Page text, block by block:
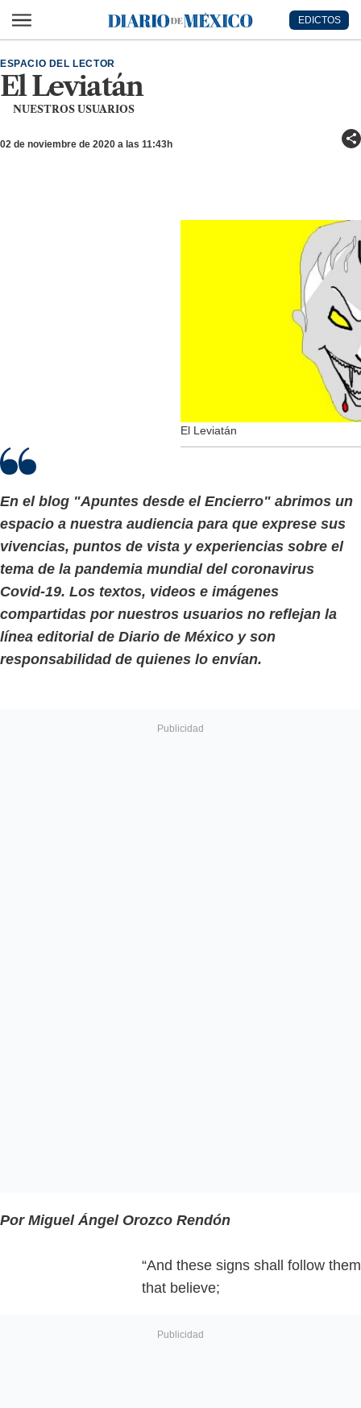
Diario de México
EDICTOS
ESPACIO DEL LECTOR
El Leviatán
NUESTROS USUARIOS
02 de noviembre de 2020 a las 11:43h
El Leviatán
En el blog "Apuntes desde el Encierro" abrimos un
espacio a nuestra audiencia para que exprese sus
vivencias, puntos de vista y experiencias sobre el
tema de la pandemia mundial del coronavirus
Covid-19. Los textos, videos e imágenes
compartidas por nuestros usuarios no reflejan la
línea editorial de Diario de México y son
responsabilidad de quienes lo envían.
Por Miguel Ángel Orozco Rendón
“And these signs shall follow them
that believe;